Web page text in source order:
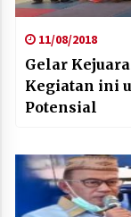
11/08/2018
Gelar
Kegiatan ini
Potensial